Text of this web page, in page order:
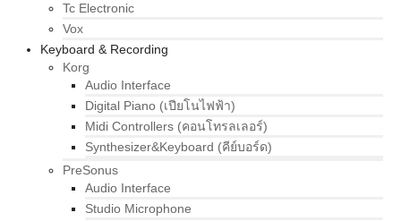
Tc Electronic
Vox
Keyboard & Recording
Korg
Audio Interface
Digital Piano (เปียโนไฟฟ้า)
Midi Controllers (คอนโทรลเลอร์)
Synthesizer&Keyboard (คีย์บอร์ด)
PreSonus
Audio Interface
Studio Microphone